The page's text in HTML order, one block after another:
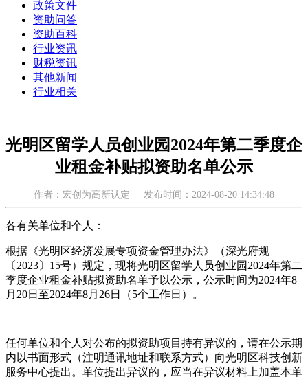
政策文件
资助问答
资助百科
行业资讯
财税资讯
其他新闻
行业相关
光明区留学人员创业园2024年第二季度企
业租金补贴拟资助名单公示
作者：宏创为高新认定 发布时间：2024-08-20 14:34:48
各有关单位和个人：
根据《光明区经济发展专项资金管理办法》（深光府规
〔2023〕15号）规定，现将光明区留学人员创业园2024年第二
季度企业租金补贴拟资助名单予以公示，公示时间为2024年8
月20日至2024年8月26日（5个工作日）。
任何单位和个人对公布的拟资助项目持有异议的，请在公示期
内以书面形式（注明通讯地址和联系方式）向光明区科技创新
服务中心提出。单位提出异议的，应当在异议材料上加盖本单